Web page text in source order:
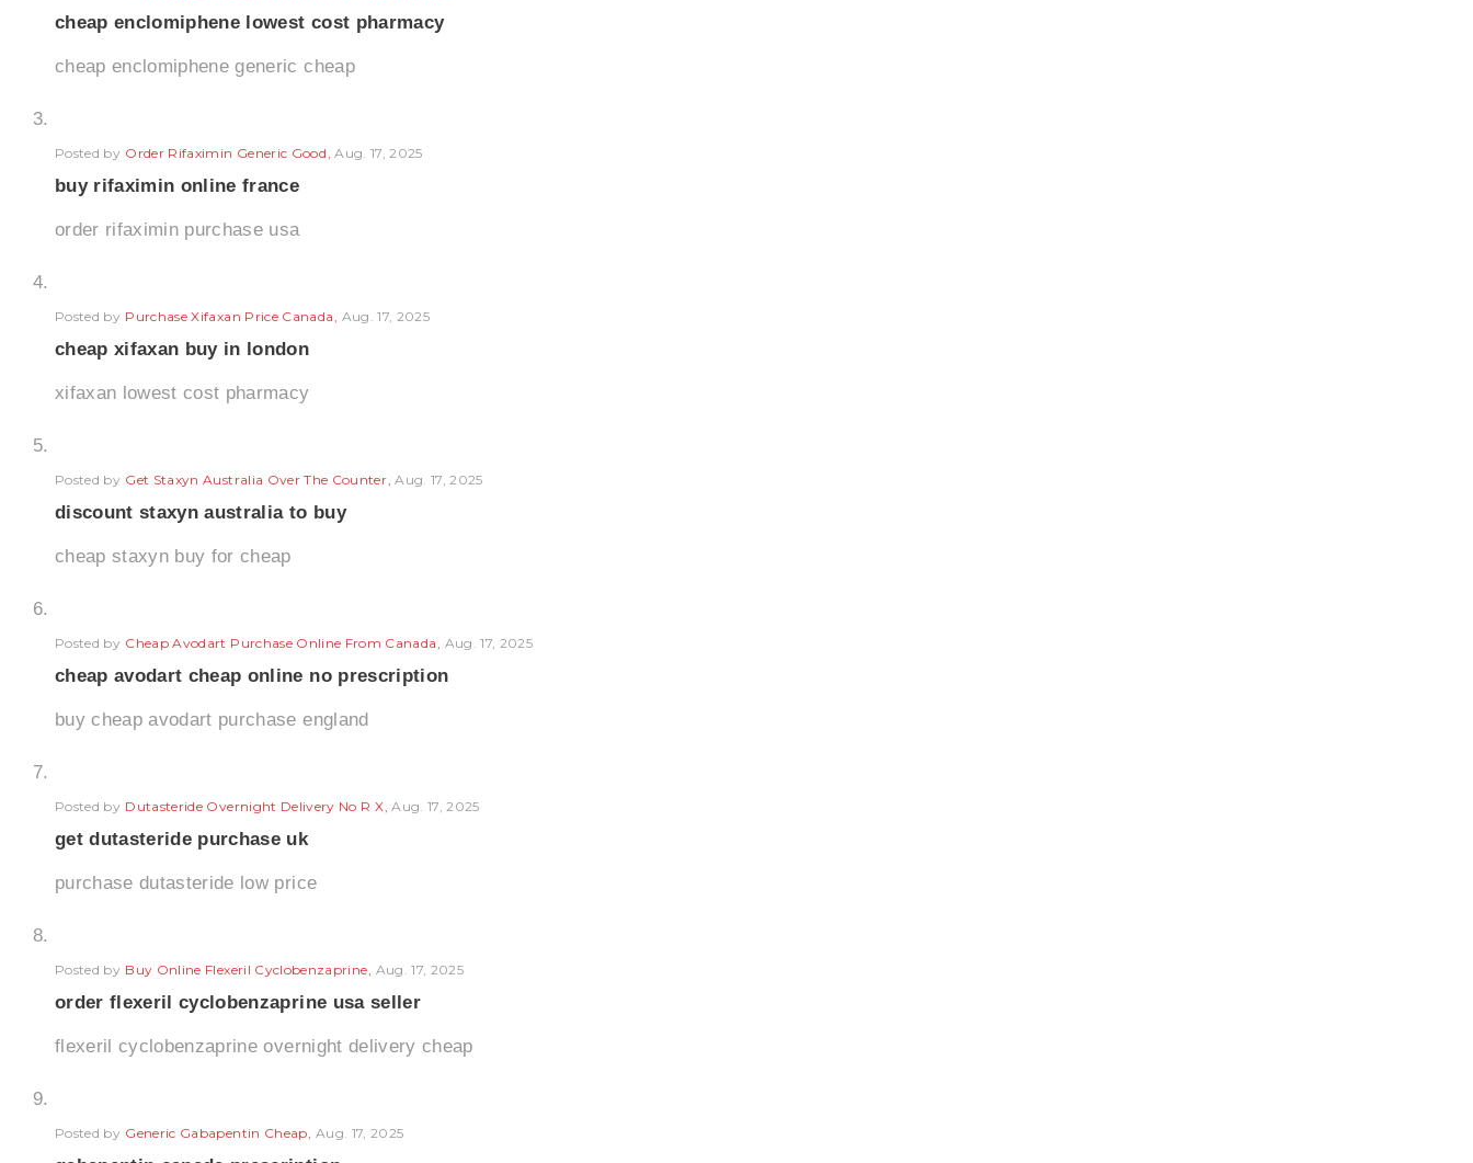
cheap enclomiphene lowest cost pharmacy
cheap enclomiphene generic cheap
Posted by Order Rifaximin Generic Good Aug. 17, 2025
buy rifaximin online france
order rifaximin purchase usa
Posted by Purchase Xifaxan Price Canada Aug. 17, 2025
cheap xifaxan buy in london
xifaxan lowest cost pharmacy
Posted by Get Staxyn Australia Over The Counter Aug. 17, 2025
discount staxyn australia to buy
cheap staxyn buy for cheap
Posted by Cheap Avodart Purchase Online From Canada Aug. 17, 2025
cheap avodart cheap online no prescription
buy cheap avodart purchase england
Posted by Dutasteride Overnight Delivery No R X Aug. 17, 2025
get dutasteride purchase uk
purchase dutasteride low price
Posted by Buy Online Flexeril Cyclobenzaprine Aug. 17, 2025
order flexeril cyclobenzaprine usa seller
flexeril cyclobenzaprine overnight delivery cheap
Posted by Generic Gabapentin Cheap Aug. 17, 2025